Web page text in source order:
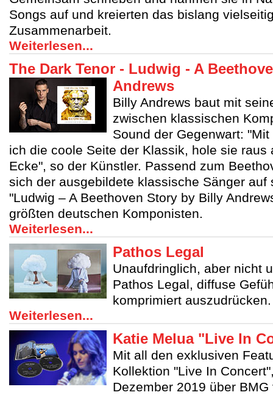
Songs auf und kreierten das bislang
Zusammenarbeit.
Weiterlesen...
The Dark Tenor - Ludwig - A
Andrews
Billy Andrews baut mit
zwischen klassischen
Sound der Gegenwart:
ich die coole Seite der Klassik, hole sie raus
Ecke", so der Künstler. Passend zum
sich der ausgebildete klassische Sänger auf
"Ludwig – A Beethoven Story by Billy
größten deutschen Komponisten.
Weiterlesen...
Pathos Legal
Unaufdringlich, aber nicht
Pathos Legal, diffuse
komprimiert auszudrücken.
Weiterlesen...
Katie Melua "Live In
Mit all den exklusiven
Kollektion "Live In
Dezember 2019 über